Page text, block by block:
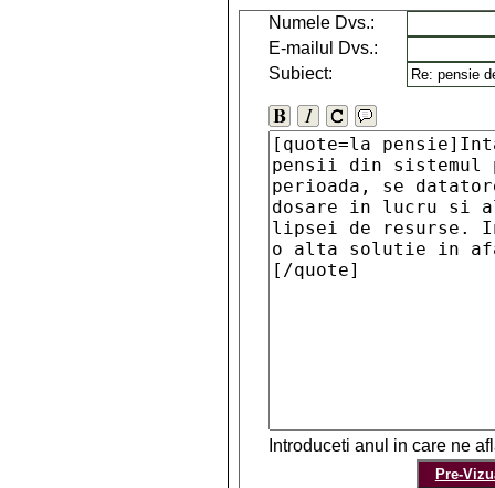
Numele Dvs.:
E-mailul Dvs.:
Subiect:
Introduceti anul in care ne